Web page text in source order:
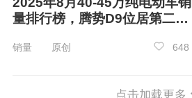
量排行榜，腾势D9位居第二，
销量 原创 648
点击加载更多